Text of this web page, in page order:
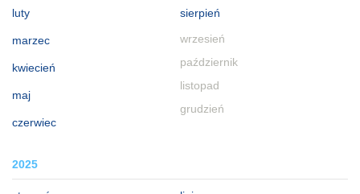
luty
marzec
kwiecień
maj
czerwiec
sierpień
wrzesień
październik
listopad
grudzień
2025